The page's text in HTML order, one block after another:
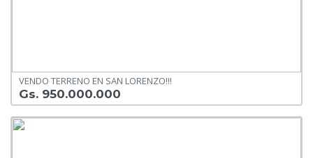
VENDO TERRENO EN SAN LORENZO!!!
Gs. 950.000.000